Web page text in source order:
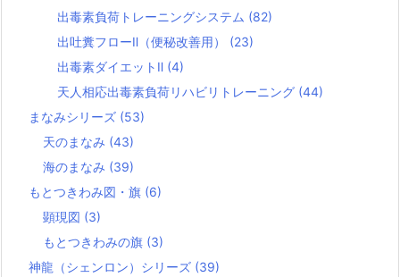
出毒素負荷トレーニングシステム (82)
出吐糞フローⅡ（便秘改善用） (23)
出毒素ダイエットⅡ (4)
天人相応出毒素負荷リハビリトレーニング (44)
まなみシリーズ (53)
天のまなみ (43)
海のまなみ (39)
もとつきわみ図・旗 (6)
顕現図 (3)
もとつきわみの旗 (3)
神龍（シェンロン）シリーズ (39)